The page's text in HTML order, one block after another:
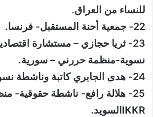
للنساء من العراق.
22- جمعية أحنة المستقبل- فرنسا.
23- ثريا حجازي – مستشارة
نسوية-منظمة حررني – سورية.
24- هدى الجابري كاتبة وناشطة نسوية
25- هلالة رافع- ناشطة حقوقية-
IKKRالسويد.